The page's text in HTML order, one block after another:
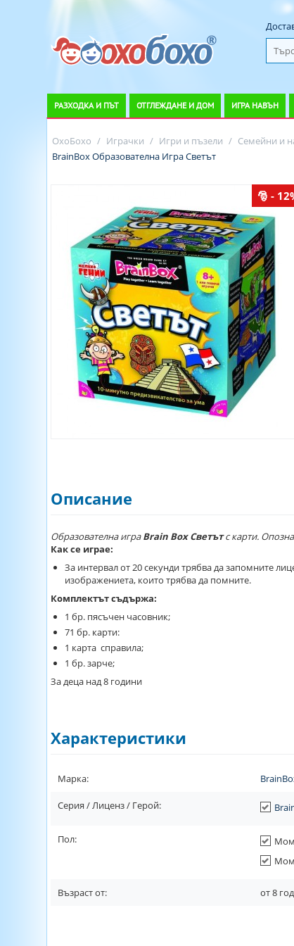
РАЗХОДКА И ПЪТ ОТГЛЕЖДАНЕ И ДОМ ИГРА НАВЪН
ОхоБохо / Играчки / Игри и пъзели / Семейни и
BrainBox Образователна Игра Светът
-
Описание
Образователна играBrain Box Светътс карти.
Как се играе:
За интервал от 20 секунди трябва да запомните
изображениета, които трябва да помните.
Комплектът съдържа:
1 бр. пясъчен часовник;
71 бр. карти:
1 карта справила;
1 бр. зарче;
За деца над 8 години
Характеристики
Марка:
Серия / Лиценз / Герой:
Пол:
Възраст от: от8